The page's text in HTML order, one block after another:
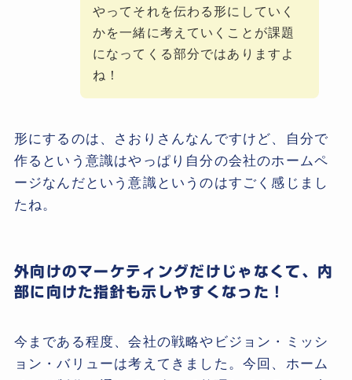
やってそれを伝わる形にしていく
かを一緒に考えていくことが課題
になってくる部分ではありますよ
ね！
形にするのは、さおりさんなんですけど、自分で
作るという意識はやっぱり自分の会社のホームペ
ージなんだという意識というのはすごく感じまし
たね。
外向けのマーケティングだけじゃなくて、内
部に向けた指針も示しやすくなった！
今まである程度、会社の戦略やビジョン・ミッシ
ョン・バリューは考えてきました。今回、ホーム